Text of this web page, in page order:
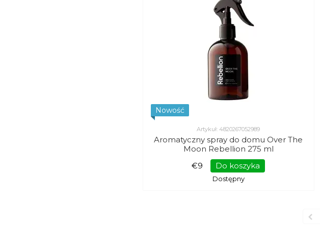
Nowość
Artykuł: 4820267052989
Aromatyczny spray do domu Over The
Moon Rebellion 275 ml
€9
Do koszyka
Dostępny